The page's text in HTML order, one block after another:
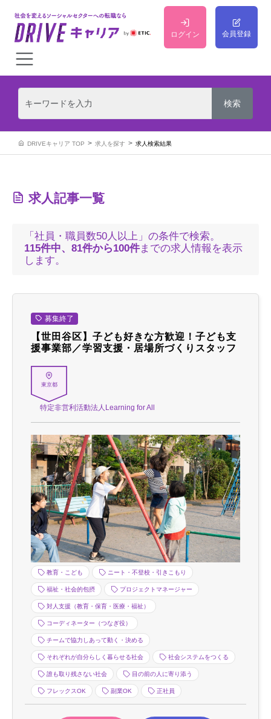
ログイン 会員登録
DRIVEキャリア TOP 求人を探す 求人検索結果
求人記事一覧
「社員・職員数50人以上」の条件で検索。
115件中、81件から100件までの求人情報を表示
します。
募集終了
【世田谷区】子ども好きな方歓迎！子ども支
援事業部／学習支援・居場所づくりスタッフ
東京都
特定非営利活動法人Learning for All
教育・こども ニート・不登校・引きこもり
福祉・社会的包摂 プロジェクトマネージャー
対人支援（教育・保育・医療・福祉）
コーディネーター（つなぎ役）
チームで協力しあって動く・決める
それぞれが自分らしく暮らせる社会 社会システムをつくる
誰も取り残さない社会 目の前の人に寄り添う
フレックスOK 副業OK 正社員